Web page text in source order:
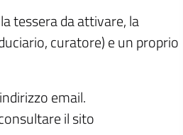
tessera da attivare, la
curatore) e un proprio
email.
il sito